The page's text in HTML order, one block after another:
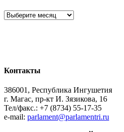
Архив
Контакты
386001, Республика Ингушетия
г. Магас, пр-кт И. Зязикова, 16
Тел/факс.: +7 (8734) 55-17-35
e-mail: parlament@parlamentri.ru